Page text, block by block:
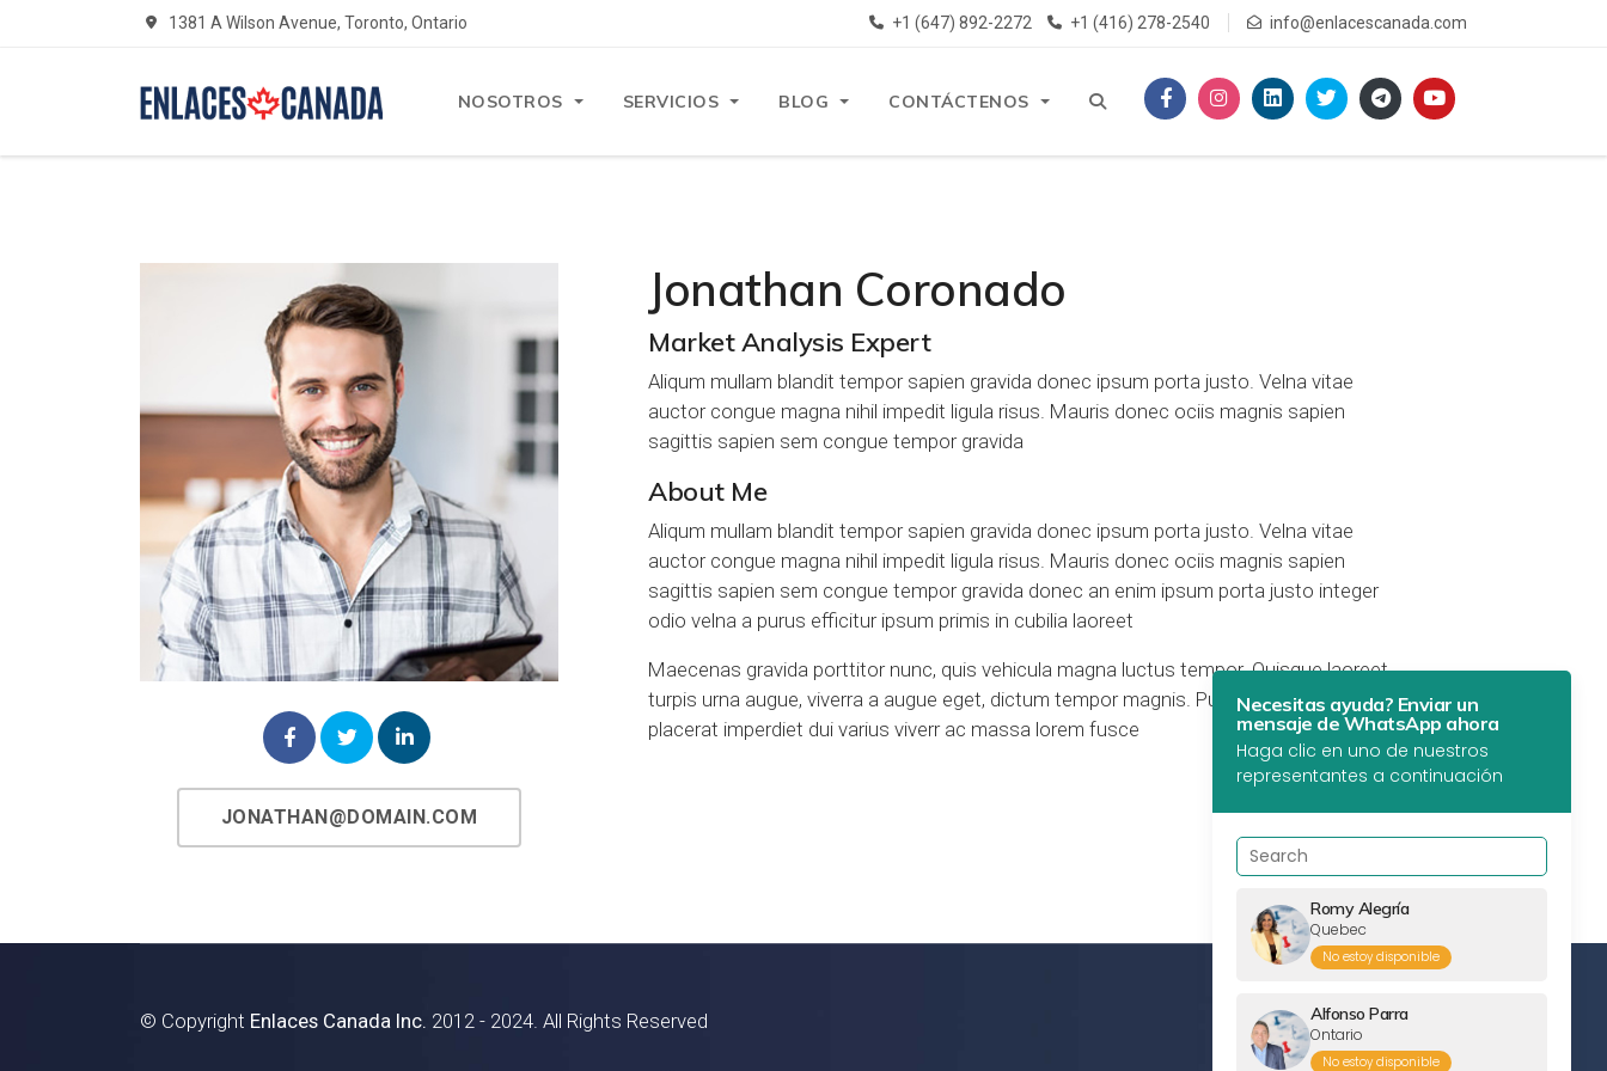
1381 A Wilson Avenue, Toronto, Ontario +1 (647) 892-2272 +1 (416) 278-2540 info@enlacescanada.com
NOSOTROS SERVICIOS BLOG CONTÁCTENOS
JONATHAN@DOMAIN.COM
Jonathan Coronado
Market Analysis Expert
Aliqum mullam blandit tempor sapien gravida donec ipsum porta justo. Velna vitae
auctor congue magna nihil impedit ligula risus. Mauris donec ociis magnis sapien
sagittis sapien sem congue tempor gravida
About Me
Aliqum mullam blandit tempor sapien gravida donec ipsum porta justo. Velna vitae
auctor congue magna nihil impedit ligula risus. Mauris donec ociis magnis sapien
sagittis sapien sem congue tempor gravida donec an enim ipsum porta justo integer
odio velna a purus efficitur ipsum primis in cubilia laoreet
Maecenas gravida porttitor nunc, quis vehicula magna luctus tempor. Quisque laoreet
turpis urna augue, viverra a augue eget, dictum tempor magnis. Pulvinar consectetur and
placerat imperdiet dui varius viverr ac massa lorem fusce
© Copyright Enlaces Canada Inc. 2012 - 2024. All Rights Reserved
Necesitas ayuda? Enviar un
mensaje de WhatsApp ahora
Haga clic en uno de nuestros
representantes a continuación
Romy Alegría
Quebec
No estoy disponible
Alfonso Parra
Ontario
No estoy disponible